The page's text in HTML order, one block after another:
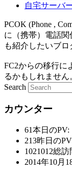
自宅サーバ
PCOK (Phone ,
に（携帯）電話
も紹介したいブロ
FC2からの移行に
るかもしれません
Search
カウンター
61本日のPV:
213昨日の
1021012総訪
2014年10月